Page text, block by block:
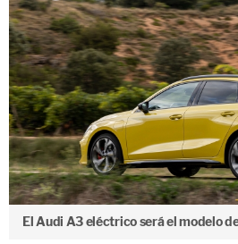
El Audi A3 eléctrico será el modelo